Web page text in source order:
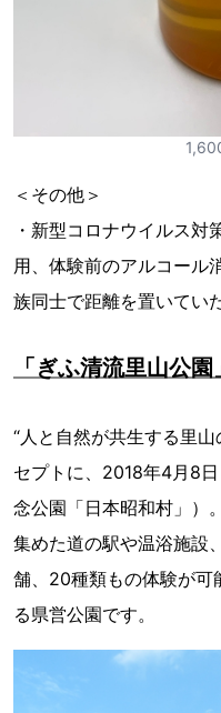
＜その他＞
・新型コロナウイルス
用、体験前のアルコール
族同士で距離を置いてい
「ぎふ清流里山公
“人と自然が共生する里
セプトに、2018年4月8
念公園「日本昭和村」）
集めた道の駅や温浴施設
舗、20種類もの体験が可
る県営公園です。